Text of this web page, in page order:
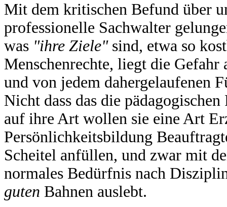
Mit dem kritischen Befund über
professionelle Sachwalter
was "ihre Ziele" sind, etwa so
Menschenrechte, liegt die
und von jedem dahergelaufenen
Nicht dass das die
auf ihre Art wollen sie eine Art
Persönlichkeitsbildung
Scheitel anfüllen, und zwar mit
normales Bedürfnis nach
guten Bahnen auslebt.